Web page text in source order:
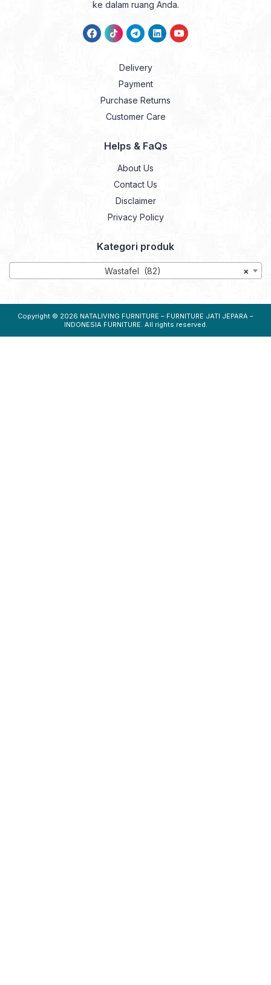
ke dalam ruang Anda.
Delivery
Payment
Purchase Returns
Customer Care
Helps & FaQs
About Us
Contact Us
Disclaimer
Privacy Policy
Kategori produk
×
Wastafel (82)
Copyright © 2026 NATALIVING FURNITURE – FURNITURE JATI JEPARA –
INDONESIA FURNITURE. All rights reserved.